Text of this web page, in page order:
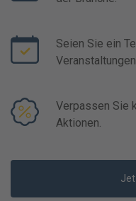
Seien Sie ein
Verpassen Sie
Aktionen.